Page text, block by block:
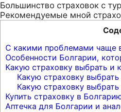
Большинство страховок с
Рекомендуемые мной
С какими проблемами чаще
Особенности Болгарии,
Какую страховку выбрать и
Какую страховку
Какую страховку
Купить страховку в
Аптечка для Болгарии и